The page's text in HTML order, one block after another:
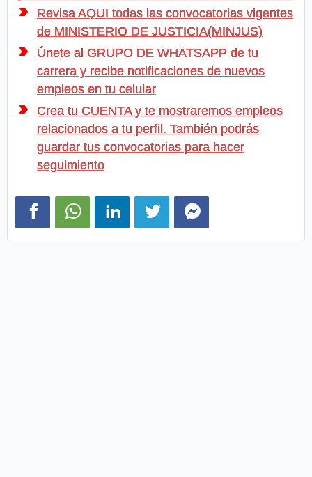
Revisa AQUI todas las convocatorias vigentes
de MINISTERIO DE JUSTICIA(MINJUS)
Únete al GRUPO DE WHATSAPP de tu
carrera y recibe notificaciones de nuevos
empleos en tu celular
Crea tu CUENTA y te mostraremos empleos
relacionados a tu perfil. También podrás
guardar tus convocatorias para hacer
seguimiento